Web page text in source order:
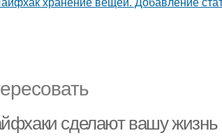
сделают вашу